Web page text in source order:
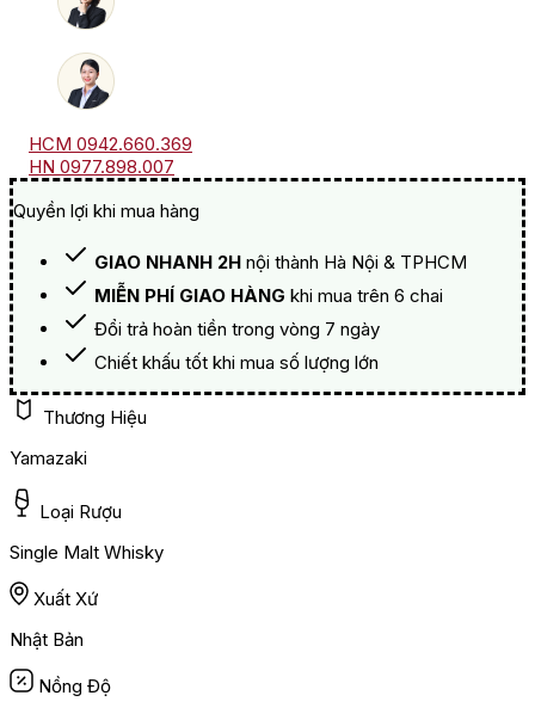
HCM 0942.660.369
HN 0977.898.007
Quyền lợi khi mua hàng
GIAO NHANH 2H nội thành Hà Nội & TPHCM
MIỄN PHÍ GIAO HÀNG khi mua trên 6 chai
Đổi trả hoàn tiền trong vòng 7 ngày
Chiết khấu tốt khi mua số lượng lớn
Thương Hiệu
Yamazaki
Loại Rượu
Single Malt Whisky
Xuất Xứ
Nhật Bản
Nồng Độ